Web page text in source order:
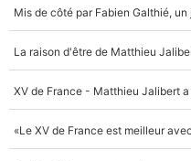
Un autre joueur
5%